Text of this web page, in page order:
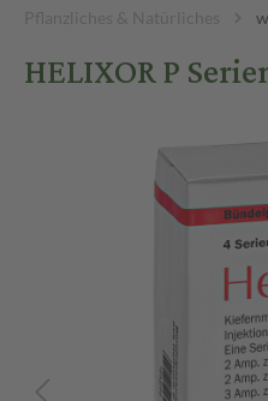
Pflanzliches & Natürliches
HELIXOR P